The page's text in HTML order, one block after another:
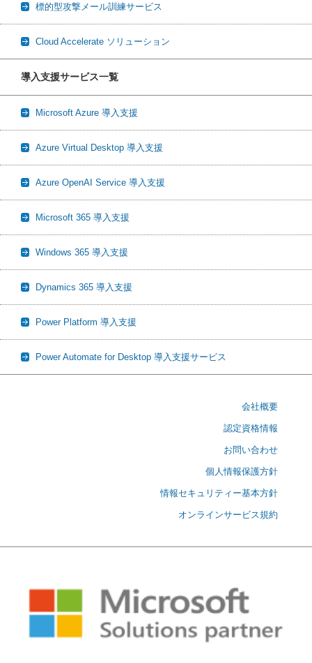
標的型攻撃メール訓練サービス
Cloud Accelerate ソリューション
導入支援サービス一覧
Microsoft Azure 導入支援
Azure Virtual Desktop 導入支援
Azure OpenAI Service 導入支援
Microsoft 365 導入支援
Windows 365 導入支援
Dynamics 365 導入支援
Power Platform 導入支援
Power Automate for Desktop 導入支援サービス
会社概要
認定資格情報
お問い合わせ
個人情報保護方針
情報セキュリティー基本方針
オンラインサービス規約